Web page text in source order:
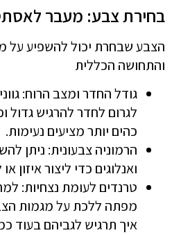
בחירת צבע: מעבר
הצבע שבחרת יכול להשפיע
והתחושה הכללית
גודל החדר ומצב הרוח:
לגרום לחדר להרגיש גדול
כהים יותר מציעים נעימות.
הרמוניה צבעונית: ניתן
ואנלוגים כדי ליצור איזון
טרנדים לעומת נצחיות:
מפתה ללכת על מגמות
איך תרגיש לגביהם בעוד